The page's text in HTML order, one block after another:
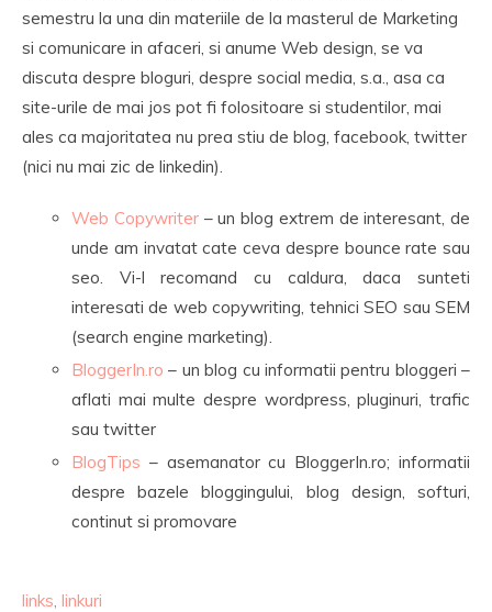
semestru la una din materiile de la masterul de Marketing
si comunicare in afaceri, si anume Web design, se va
discuta despre bloguri, despre social media, s.a., asa ca
site-urile de mai jos pot fi folositoare si studentilor, mai
ales ca majoritatea nu prea stiu de blog, facebook, twitter
(nici nu mai zic de linkedin).
Web Copywriter– un blog extrem de interesant, de
unde am invatat cate ceva despre bounce rate sau
seo. Vi-l recomand cu caldura, daca sunteti
interesati de web copywriting, tehnici SEO sau SEM
(search engine marketing).
BloggerIn.ro – un blog cu informatii pentru bloggeri –
aflati mai multe despre wordpress, pluginuri, trafic
sau twitter
BlogTips – asemanator cu BloggerIn.ro; informatii
despre bazele bloggingului, blog design, softuri,
continut si promovare
links, linkuri